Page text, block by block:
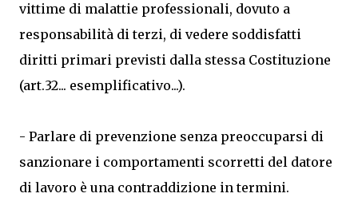
vittime di malattie professionali, dovuto a
responsabilità di terzi, di vedere soddisfatti
diritti primari previsti dalla stessa Costituzione
(art.32... esemplificativo...).
- Parlare di prevenzione senza preoccuparsi di
sanzionare i comportamenti scorretti del datore
di lavoro è una contraddizione in termini.